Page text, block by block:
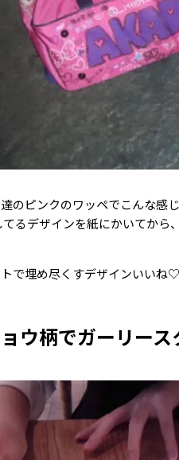
達のピンクのワッペでこんな
てるデザインを紙にかいてか
で埋め尽くすデザインいいね
ウ柄でガーリー